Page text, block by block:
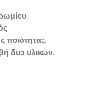
ποιότητας.
δυο υλικών.